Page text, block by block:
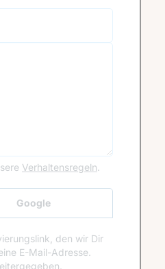
Verhaltensregeln.
Google
Anmeldung
den wir Dir
E-Mail-Adresse.